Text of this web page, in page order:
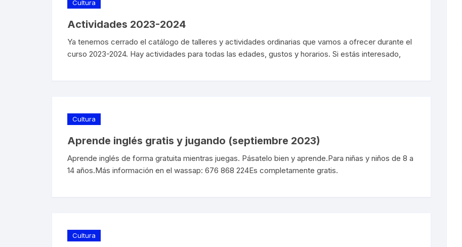
Cultura
Actividades 2023-2024
Ya tenemos cerrado el catálogo de talleres y actividades ordinarias que vamos a ofrecer durante el
curso 2023-2024. Hay actividades para todas las edades, gustos y horarios. Si estás interesado,
Cultura
Aprende inglés gratis y jugando (septiembre 2023)
Aprende inglés de forma gratuita mientras juegas. Pásatelo bien y aprende.Para niñas y niños de 8 a
14 años.Más información en el wassap: 676 868 224Es completamente gratis.
Cultura